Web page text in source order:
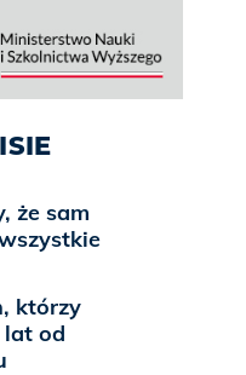
że sam
którzy
lat od